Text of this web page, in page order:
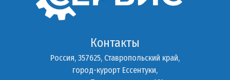
Контакты
Россия, 357625, Ставропольский край,
город-курорт Ессентуки,